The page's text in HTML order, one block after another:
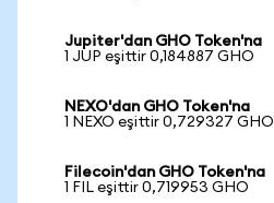
Jupiter'dan GHO Token'na
1 JUP eşittir 0,184887 GHO
NEXO'dan GHO Token'na
1 NEXO eşittir 0,729327 GHO
Filecoin'dan GHO Token'na
1 FIL eşittir 0,719953 GHO